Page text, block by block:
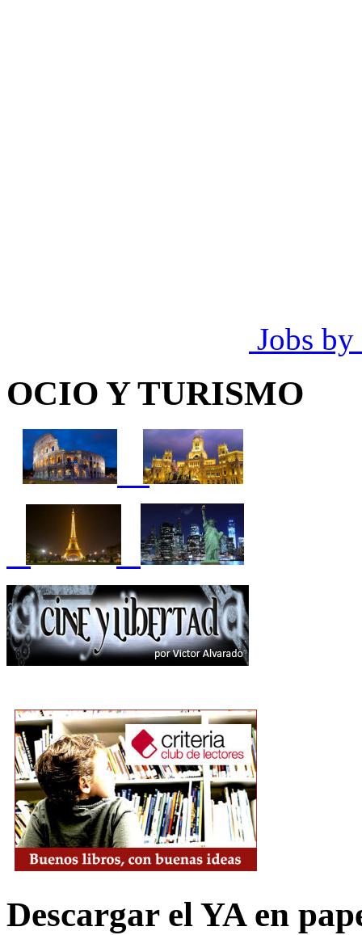
Jobs by
OCIO Y TURISMO
Descargar el YA en